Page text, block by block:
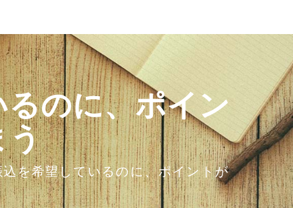
のに、ポイン
う
を希望しているのに、ポイントが